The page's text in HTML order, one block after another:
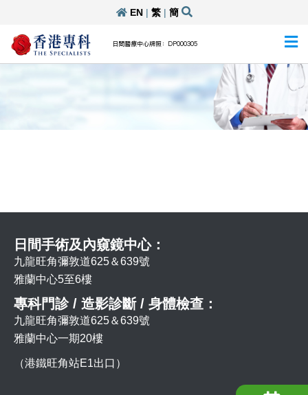
EN| 繁| 簡
日間醫療中心牌照：DP000305
日間手術及內窺鏡中心：
九龍旺角彌敦道625＆639號
雅蘭中心5至6樓
專科門診 / 造影診斷 / 身體檢查：
九龍旺角彌敦道625＆639號
雅蘭中心一期20樓
（港鐵旺角站E1出口）